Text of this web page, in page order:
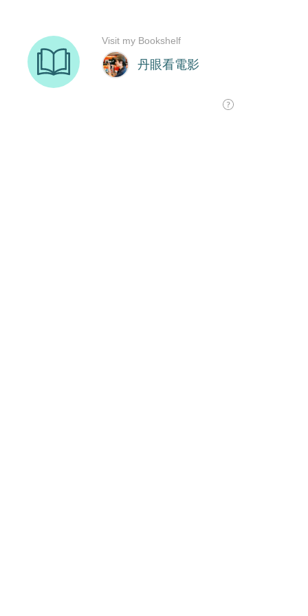
丹眼看電影
Visit my Bookshelf